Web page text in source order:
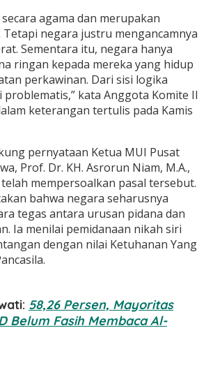
agama dan merupakan
negara justru mengancamnya
Sementara itu, negara hanya
ringan kepada mereka yang hidup
perkawinan. Dari sisi logika
kata Anggota Komite II
keterangan tertulis pada Kamis
pernyataan Ketua MUI Pusat
Prof. Dr. KH. Asrorun Niam, M.A.,
mempersoalkan pasal tersebut.
bahwa negara seharusnya
tegas antara urusan pidana dan
Ia menilai pemidanaan nikah siri
dengan nilai Ketuhanan Yang
58,26 Persen, Mayoritas
Belum Fasih Membaca Al-